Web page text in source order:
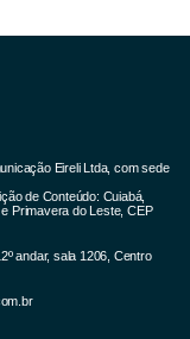
Eireli Ltda, com sede
de Conteúdo: Cuiabá,
Primavera do Leste, CEP
andar, sala 1206, Centro